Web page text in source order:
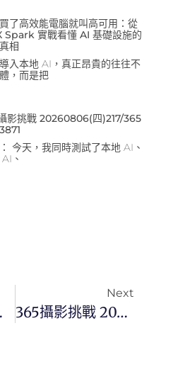
了高效能電腦就叫高可用：從
Spark 實戰看懂 AI 基礎設施的
相
入本地 AI，真正昂貴的往往不
，而是把
影挑戰 20260806(四)217/365
今天，我同時測試了本地 AI、
、
開源神器
Next
365攝影挑戰 20250506(二)126/365 Day3395